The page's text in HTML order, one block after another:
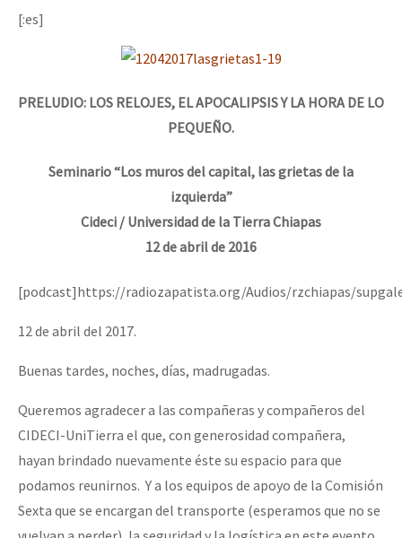
Megaproyectos
Presos
Niñxs
Fotorreportaje
Video
Otras secciones
Semillero Guerra contra la Humanidad. (Las poblaciones y
la naturaleza bajo asedio)
Libros para descargar
Medios Libres
COVID-19
[CDMX – 20 julio] Jornadas globales por la libertad de Jesús
“Sonhando a Terra do Bem Virá” se publica no Estado Espanhol
Se o México sabe, que o mundo saiba! Nossas lutas pela
[25 abr – CDMX] Tokín por el CNI: 30 años de Resistencia y
[:es]
PRELUDIO: LOS RELOJES, EL APOCALIPSIS Y LA HORA DE LO
PEQUEÑO.
Seminario “Los muros del capital, las grietas de la
izquierda”
Cideci / Universidad de la Tierra Chiapas
12 de abril de 2016
[podcast]https://radiozapatista.org/Audios/rzchiapas/
12 de abril del 2017.
Buenas tardes, noches, días, madrugadas.
Queremos agradecer a las compañeras y compañeros del
CIDECI-UniTierra el que, con generosidad compañera,
hayan brindado nuevamente éste su espacio para que
podamos reunirnos. Y a los equipos de apoyo de la Comisión
Sexta que se encargan del transporte (esperamos que no se